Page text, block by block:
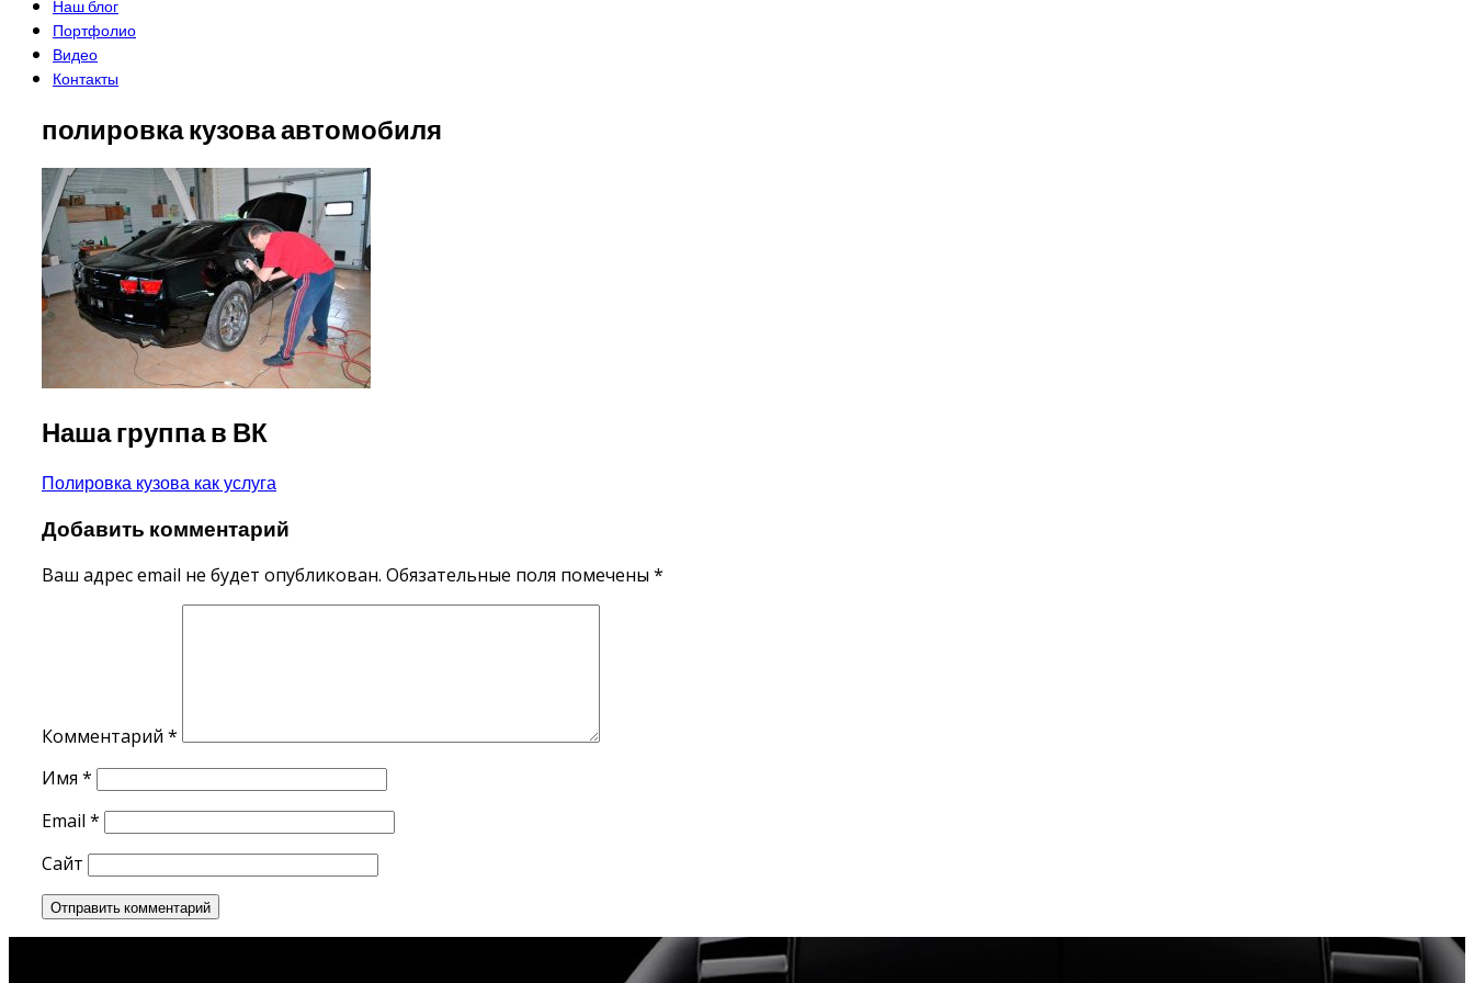
Наш блог
Портфолио
Видео
Контакты
полировка кузова автомобиля
Наша группа в ВК
Навигация
по
Полировка кузова как услуга
Добавить комментарий
Ваш адрес email не будет опубликован. Обязательные поля помечены *
Комментарий *
Имя *
Email *
Сайт